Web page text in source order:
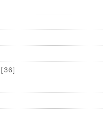
[36]